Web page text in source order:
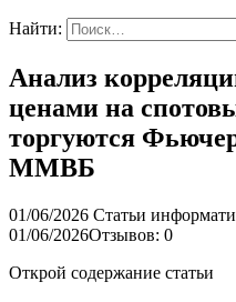
Найти:
Анализ
ценами на
торгуются
ММВБ
01/06/2026 Статьи
01/06/2026Отзывов: 0
Открой содержание статьи